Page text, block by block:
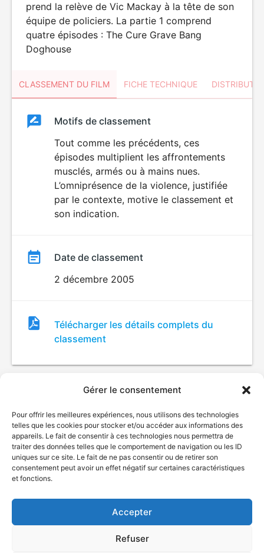
Gérer le consentement
Pour offrir les meilleures expériences, nous utilisons des technologies
telles que les cookies pour stocker et/ou accéder aux informations des
appareils. Le fait de consentir à ces technologies nous permettra de
traiter des données telles que le comportement de navigation ou les ID
uniques sur ce site. Le fait de ne pas consentir ou de retirer son
consentement peut avoir un effet négatif sur certaines caractéristiques
et fonctions.
Accepter
Refuser
prend la relève de Vic Mackay à la tête de son
équipe de policiers. La partie 1 comprend
quatre épisodes : The Cure Grave Bang
Doghouse
CLASSEMENT DU FILM FICHE TECHNIQUE
ClassementClassement
VIOLENCE
Motifs de classement
Tout comme les précédents, ces
épisodes multiplient les affrontements
musclés, armés ou à mains nues.
L’omniprésence de la violence, justifiée
par le contexte, motive le classement et
son indication.
Date de classement
2 décembre 2005
Fichier
de
classement
Télécharger les détails complets du
classement
© Gouvernement du Québec, 2026
Plan du site
Accessibilité
Accès à l'information
Déclaration de services